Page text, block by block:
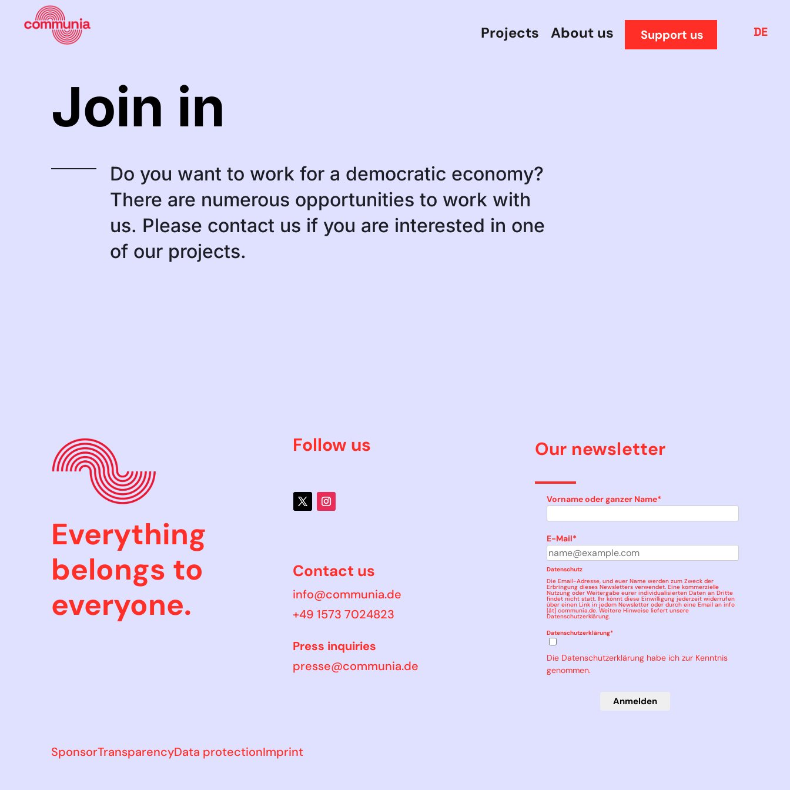
Projects About us Support us DE
Join in
Do you want to work for a democratic economy?
There are numerous opportunities to work with
us. Please contact us if you are interested in one
of our projects.
Everything
belongs to
everyone.
Follow us
Contact us
info@communia.de
+49 1573 7024823
Press inquiries
presse@communia.de
Our newsletter
Vorname oder ganzer Name*
E-Mail*
Datenschutz
Die Email-Adresse, und euer Name werden zum Zweck der
Erbringung dieses Newsletters verwendet. Eine kommerzielle
Nutzung oder Weitergabe eurer individualisierten Daten an Dritte
findet nicht statt. Ihr könnt diese Einwilligung jederzeit widerrufen
über einen Link in jedem Newsletter oder durch eine Email an info
[ät] communia.de. Weitere Hinweise liefert unsere
Datenschutzerklärung.
Datenschutzerklärung*
Die Datenschutzerklärung habe ich zur Kenntnis
genommen.
Anmelden
SponsorTransparencyData protectionImprint